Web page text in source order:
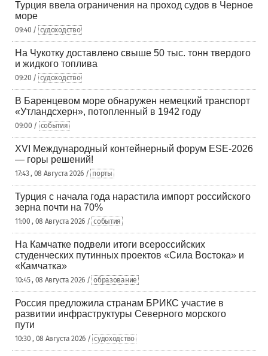
Турция ввела ограничения на проход судов в Черное
море
09:40 / судоходство
На Чукотку доставлено свыше 50 тыс. тонн твердого
и жидкого топлива
09:20 / судоходство
В Баренцевом море обнаружен немецкий транспорт
«Утландсхерн», потопленный в 1942 году
09:00 / события
XVI Международный контейнерный форум ESE-2026
— горы решений!
17:43 , 08 Августа 2026 / порты
Турция с начала года нарастила импорт российского
зерна почти на 70%
11:00 , 08 Августа 2026 / события
На Камчатке подвели итоги всероссийских
студенческих путинных проектов «Сила Востока» и
«Камчатка»
10:45 , 08 Августа 2026 / образование
Россия предложила странам БРИКС участие в
развитии инфраструктуры Северного морского
пути
10:30 , 08 Августа 2026 / судоходство